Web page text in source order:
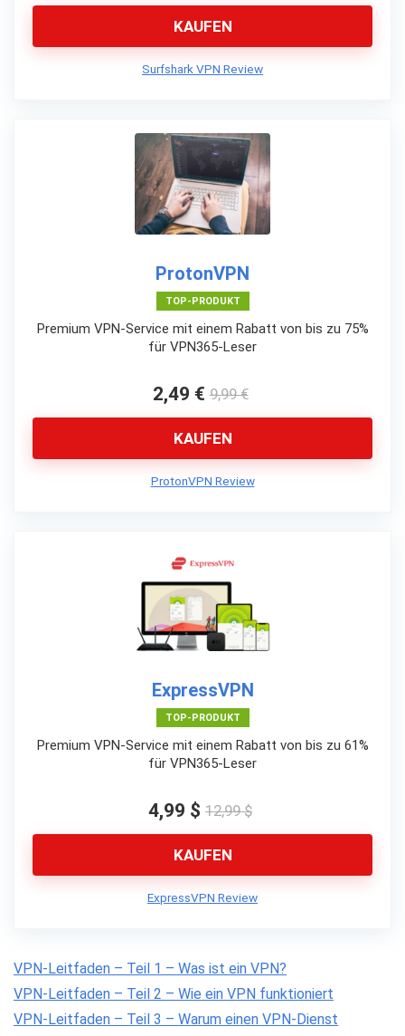
KAUFEN
Surfshark VPN Review
ProtonVPN
TOP-PRODUKT
Premium VPN-Service mit einem Rabatt von bis zu 75%
für VPN365-Leser
2,49 € 9,99 €
KAUFEN
ProtonVPN Review
ExpressVPN
TOP-PRODUKT
Premium VPN-Service mit einem Rabatt von bis zu 61%
für VPN365-Leser
4,99 $ 12,99 $
KAUFEN
ExpressVPN Review
VPN-Leitfaden – Teil 1 – Was ist ein VPN?
VPN-Leitfaden – Teil 2 – Wie ein VPN funktioniert
VPN-Leitfaden – Teil 3 – Warum einen VPN-Dienst